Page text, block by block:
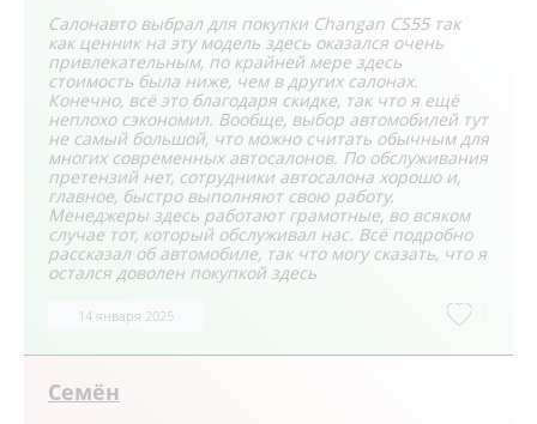
Салонавто выбрал для покупки Changan CS55 так
как ценник на эту модель здесь оказался очень
привлекательным, по крайней мере здесь
стоимость была ниже, чем в других салонах.
Конечно, всё это благодаря скидке, так что я ещё
неплохо сэкономил. Вообще, выбор автомобилей тут
не самый большой, что можно считать обычным для
многих современных автосалонов. По обслуживания
претензий нет, сотрудники автосалона хорошо и,
главное, быстро выполняют свою работу.
Менеджеры здесь работают грамотные, во всяком
случае тот, который обслуживал нас. Всё подробно
рассказал об автомобиле, так что могу сказать, что я
остался доволен покупкой здесь
14 января 2025
Семён